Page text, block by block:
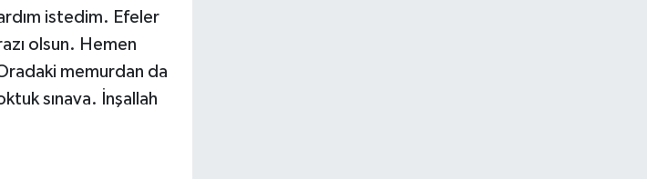
istedim. Efeler
olsun. Hemen
memurdan da
sınava. İnşallah